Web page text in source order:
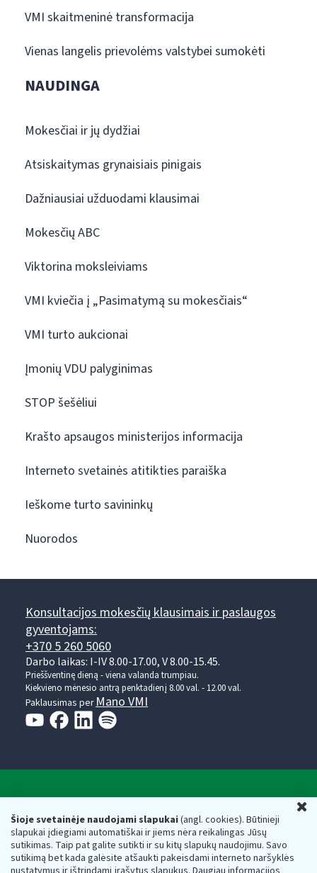
Šioje svetainėje naudojami slapukai(angl. cookies). Būtinieji
slapukai įdiegiami automatiškai ir jiems nėra reikalingas Jūsų
sutikimas. Taip pat galite sutikti ir su kitų slapukų naudojimu. Savo
sutikimą bet kada galėsite atšaukti pakeisdami interneto naršyklės
VMI skaitmeninė transformacija
Vienas langelis prievolėms valstybei sumokėti
NAUDINGA
Mokesčiai ir jų dydžiai
Atsiskaitymas grynaisiais pinigais
Dažniausiai užduodami klausimai
Mokesčių ABC
Viktorina moksleiviams
VMI kviečia į „Pasimatymą su mokesčiais“
VMI turto aukcionai
Įmonių VDU palyginimas
STOP šešėliui
Krašto apsaugos ministerijos informacija
Interneto svetainės atitikties paraiška
Ieškome turto savininkų
Nuorodos
Konsultacijos mokesčių klausimais ir paslaugos
gyventojams:
+370 5 260 5060
Darbo laikas: I-IV 8.00-17.00, V 8.00-15.45.
Prieššventinę dieną - viena valanda trumpiau.
Kiekvieno mėnesio antrą penktadienį 8.00 val. - 12.00 val.
Paklausimas per Mano VMI
Respublikos finansų ministerijos
Biudžetinė įstaiga. Juridinio asmens kodas — 188659752,
adresas: Vasario 16-osios g. 14, 01107 Vilnius, Lietuva, el.paštas:
vmi@vmi.lt, E. pristatymo dėžutės adresas 188659752